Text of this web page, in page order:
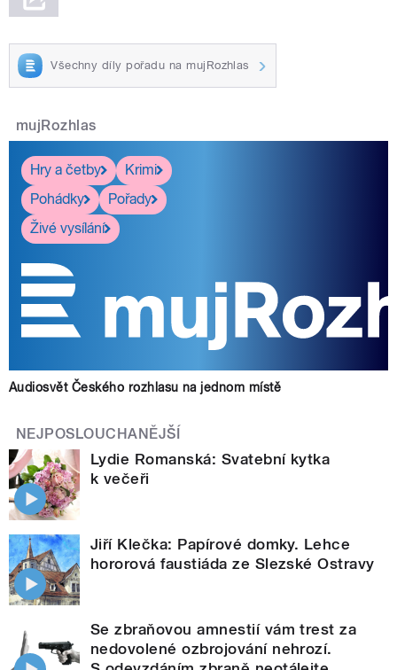
Všechny díly pořadu na mujRozhlas
mujRozhlas
Hry a četby
Krimi
Pohádky
Pořady
Živé vysílání
Audiosvět Českého rozhlasu na jednom místě
NEJPOSLOUCHANĚJŠÍ
Lydie Romanská: Svatební kytka
k večeři
Jiří Klečka: Papírové domky. Lehce
hororová faustiáda ze Slezské Ostravy
Se zbraňovou amnestií vám trest za
nedovolené ozbrojování nehrozí.